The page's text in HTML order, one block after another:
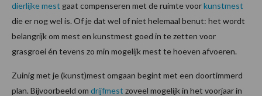
dierlijke mest gaat compenseren met de ruimte voorkunstmest
die er nog wel is. Of je dat wel of niet helemaal benut: het wordt
belangrijk om mest en kunstmest goed in te zetten voor
grasgroei én tevens zo min mogelijk mest te hoeven afvoeren.
Zuinig met je (kunst)mest omgaan begint met een doortimmerd
plan. Bijvoorbeeld om drijfmest zoveel mogelijk in het voorjaar in